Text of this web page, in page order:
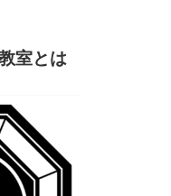
室とは